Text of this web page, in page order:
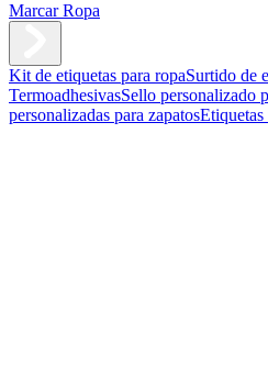
Marcar Ropa
Kit de etiquetas para ropaSurtido de
TermoadhesivasSello personalizado
personalizadas para zapatos